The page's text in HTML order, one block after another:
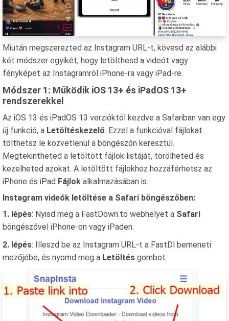
Miután megszerezted az Instagram URL-t, kövesd az alábbi
két módszer egyikét, hogy letölthesd a videót vagy
fényképet az Instagramról iPhone-ra vagy iPad-re.
Módszer 1: Működik iOS 13+ és iPadOS 13+
rendszerekkel
Az iOS 13 és iPadOS 13 verzióktól kezdve a Safariban van egy
új funkció, a Letöltéskezelő. Ezzel a funkcióval fájlokat
tölthetsz le közvetlenül a böngészőn keresztül.
Megtekintheted a letöltött fájlok listáját, törölheted és
kezelheted azokat. A letöltött fájlokhoz hozzáférhetsz az
iPhone és iPad Fájlok alkalmazásában is.
Instagram videók letöltése a Safari böngészőben:
1. lépés: Nyisd meg a FastDown.to webhelyet a Safari
böngészővel iPhone-on vagy iPaden.
2. lépés: Illeszd be az Instagram URL-t a FastDl bemeneti
mezőjébe, és nyomd meg a Letöltés gombot.